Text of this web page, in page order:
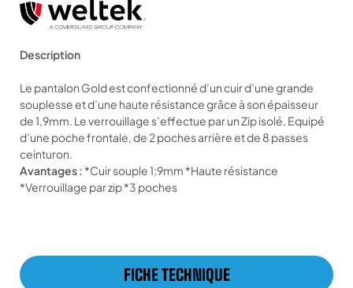
Description
Le pantalon Gold est confectionné d’un cuir d’une grande
souplesse et d’une haute résistance grâce à son épaisseur
de 1,9mm. Le verrouillage s’effectue par un Zip isolé. Equipé
d’une poche frontale, de 2 poches arrière et de 8 passes
ceinturon.
Avantages : *Cuir souple 1;9mm *Haute résistance
*Verrouillage par zip *3 poches
FICHE TECHNIQUE